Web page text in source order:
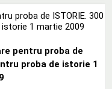
pentru proba de
proba de istorie 1